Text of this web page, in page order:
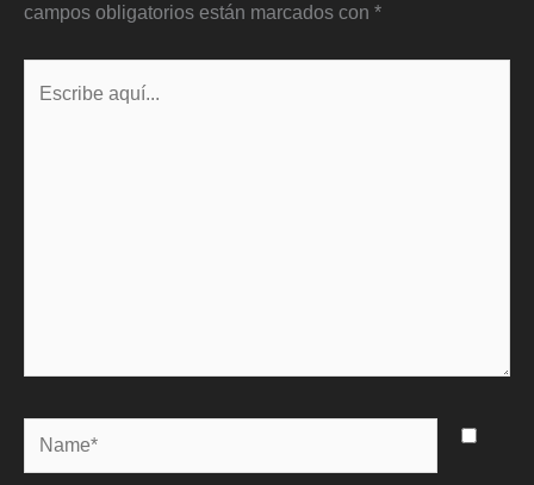
campos obligatorios están marcados con *
Name*